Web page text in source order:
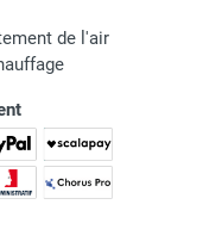
de l'air